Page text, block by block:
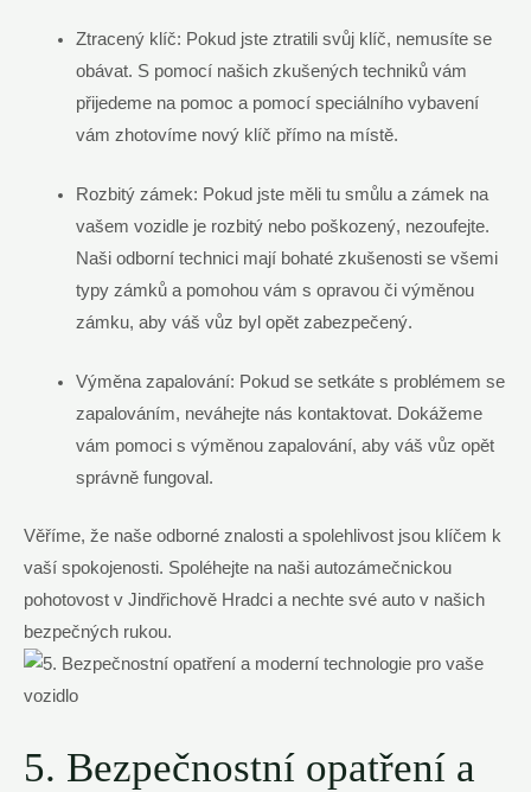
Ztracený klíč: Pokud jste ztratili svůj klíč, nemusíte se
obávat. S pomocí našich zkušených techniků vám
přijedeme na pomoc a pomocí speciálního vybavení
vám zhotovíme nový klíč přímo na místě.
Rozbitý zámek: Pokud jste měli tu smůlu a zámek na
vašem vozidle je rozbitý nebo poškozený, nezoufejte.
Naši odborní technici mají bohaté zkušenosti se všemi
typy zámků a pomohou vám s opravou či výměnou
zámku, aby váš vůz byl opět zabezpečený.
Výměna zapalování: Pokud se setkáte s problémem se
zapalováním, neváhejte nás kontaktovat. Dokážeme
vám pomoci s výměnou zapalování, aby váš vůz opět
správně fungoval.
Věříme, že naše odborné znalosti a spolehlivost jsou klíčem k
vaší spokojenosti. Spoléhejte na naši autozámečnickou
pohotovost v Jindřichově Hradci a nechte své auto v našich
bezpečných rukou.
5. Bezpečnostní opatření a